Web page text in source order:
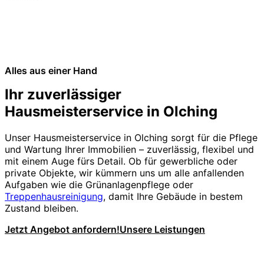
Alles aus einer Hand
Ihr zuverlässiger
Hausmeisterservice in Olching
Unser Hausmeisterservice in Olching sorgt für die Pflege
und Wartung Ihrer Immobilien – zuverlässig, flexibel und
mit einem Auge fürs Detail. Ob für gewerbliche oder
private Objekte, wir kümmern uns um alle anfallenden
Aufgaben wie die Grünanlagenpflege oder
Treppenhausreinigung, damit Ihre Gebäude in bestem
Zustand bleiben.
Jetzt Angebot anfordern!Unsere Leistungen